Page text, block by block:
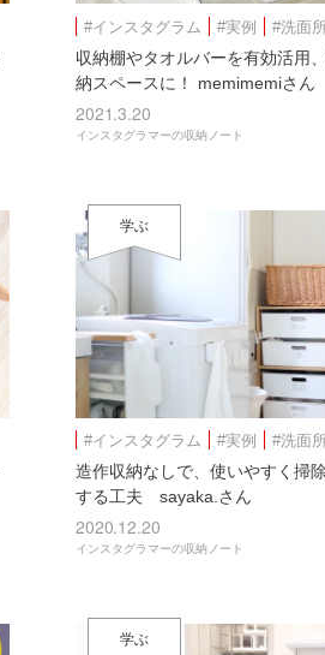
#インスタグラム #実例 #洗面
収納棚やタオルバーを有効活用
納スペースに！ memimemiさん
2021.3.20
インスタグラマーの収納ノート
学ぶ
#インスタグラム #実例 #洗面
造作収納なしで、使いやすく掃
する工夫 sayaka.さん
2020.12.20
インスタグラマーの収納ノート
学ぶ